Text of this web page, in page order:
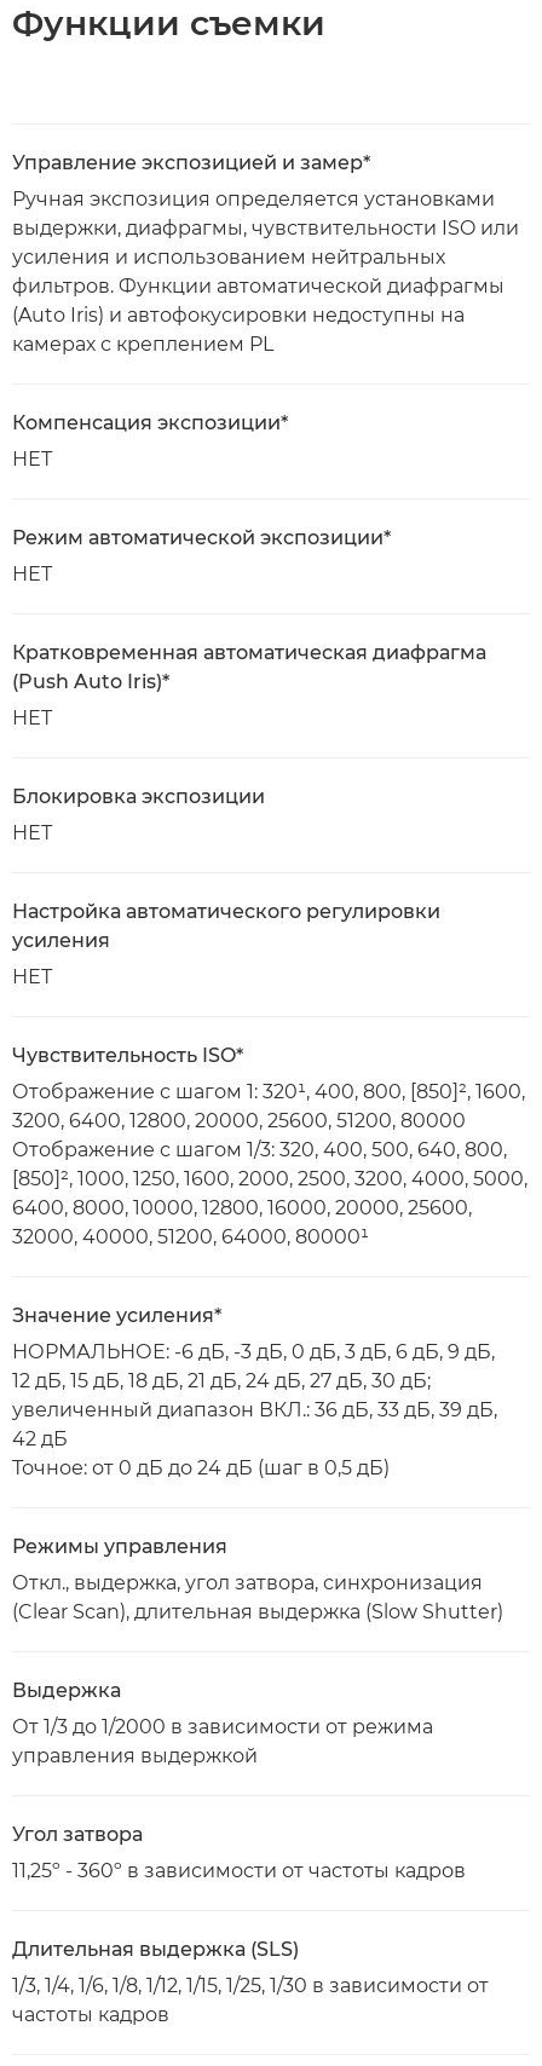
Функции съемки
Управление экспозицией и замер*
Ручная экспозиция определяется установками
выдержки, диафрагмы, чувствительности ISO или
усиления и использованием нейтральных
фильтров. Функции автоматической диафрагмы
(Auto Iris) и автофокусировки недоступны на
камерах с креплением PL
Компенсация экспозиции*
НЕТ
Режим автоматической экспозиции*
НЕТ
Кратковременная автоматическая диафрагма
(Push Auto Iris)*
НЕТ
Блокировка экспозиции
НЕТ
Настройка автоматического регулировки
усиления
НЕТ
Чувствительность ISO*
Отображение с шагом 1: 320¹, 400, 800, [850]², 1600,
3200, 6400, 12800, 20000, 25600, 51200, 80000
Отображение с шагом 1/3: 320, 400, 500, 640, 800,
[850]², 1000, 1250, 1600, 2000, 2500, 3200, 4000, 5000,
6400, 8000, 10000, 12800, 16000, 20000, 25600,
32000, 40000, 51200, 64000, 80000¹
Значение усиления*
НОРМАЛЬНОЕ: -6 дБ, -3 дБ, 0 дБ, 3 дБ, 6 дБ, 9 дБ,
12 дБ, 15 дБ, 18 дБ, 21 дБ, 24 дБ, 27 дБ, 30 дБ;
увеличенный диапазон ВКЛ.: 36 дБ, 33 дБ, 39 дБ,
42 дБ
Точное: от 0 дБ до 24 дБ (шаг в 0,5 дБ)
Режимы управления
Откл., выдержка, угол затвора, синхронизация
(Clear Scan), длительная выдержка (Slow Shutter)
Выдержка
От 1/3 до 1/2000 в зависимости от режима
управления выдержкой
Угол затвора
11,25º - 360º в зависимости от частоты кадров
Длительная выдержка (SLS)
1/3, 1/4, 1/6, 1/8, 1/12, 1/15, 1/25, 1/30 в зависимости от
частоты кадров